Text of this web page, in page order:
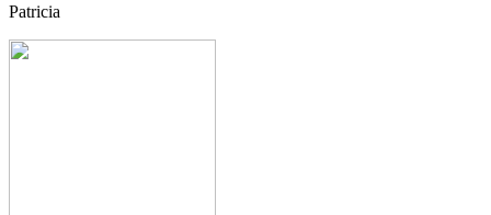
Patricia